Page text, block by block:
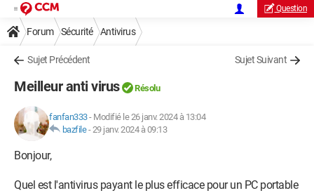
Question
Forum Sécurité Antivirus
Sujet Précédent Sujet Suivant
Meilleur anti virus Résolu
fanfan333- Modifié le 26 janv. 2024 à 13:04
bazfile-29 janv. 2024 à 09:13
Bonjour,
Quel est l'antivirus payant le plus efficace pour un PC portable